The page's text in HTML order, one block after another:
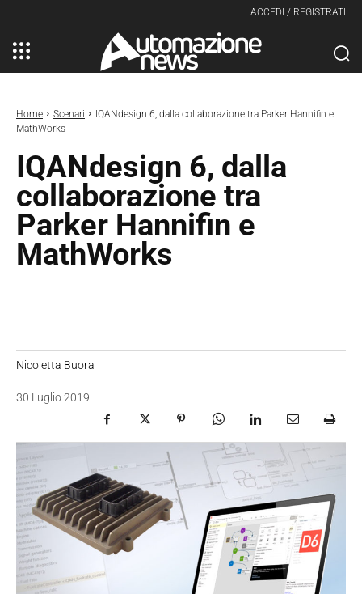
ACCEDI / REGISTRATI
Home Scenari
IQANdesign 6, dalla collaborazione tra Parker Hannifin e
MathWorks
IQANdesign 6, dalla
collaborazione tra
Parker Hannifin e
MathWorks
Nicoletta Buora
30 Luglio 2019